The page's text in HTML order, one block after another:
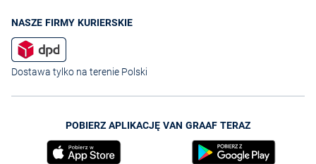
NASZE FIRMY KURIERSKIE
Dostawa tylko na terenie Polski
POBIERZ APLIKACJĘ VAN GRAAF TERAZ